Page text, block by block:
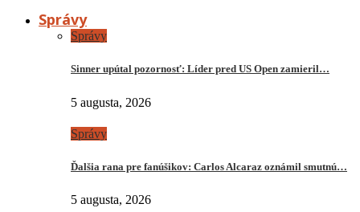
Správy
Správy
Sinner upútal pozornosť: Líder pred US Open zamieril…
5 augusta, 2026
Správy
Ďalšia rana pre fanúšikov: Carlos Alcaraz oznámil smutnú…
5 augusta, 2026